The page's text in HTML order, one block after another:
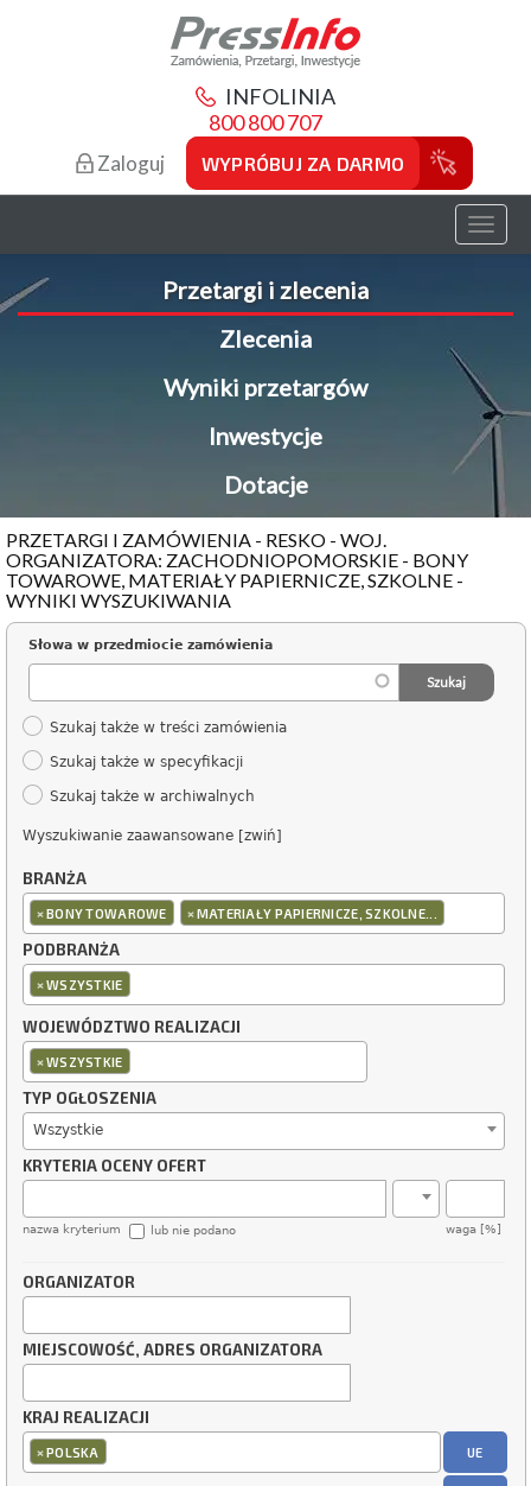
INFOLINIA
800 800 707
Zaloguj WYPRÓBUJ ZA DARMO
Toggle
Przetargi i zlecenia
Zlecenia
Wyniki przetargów
Inwestycje
Dotacje
PRZETARGI I ZAMÓWIENIA - RESKO - WOJ.
ORGANIZATORA: ZACHODNIOPOMORSKIE - BONY
TOWAROWE, MATERIAŁY PAPIERNICZE, SZKOLNE -
WYNIKI WYSZUKIWANIA
Słowa w przedmiocie zamówienia
Szukaj także w treści zamówienia
Szukaj także w specyfikacji
Szukaj także w archiwalnych
Wyszukiwanie zaawansowane [zwiń]
BRANŻA
×BONY TOWAROWE ×MATERIAŁY PAPIERNICZE, SZKOLNE...
PODBRANŻA
×WSZYSTKIE
WOJEWÓDZTWO REALIZACJI
×WSZYSTKIE
TYP OGŁOSZENIA
Wszystkie
KRYTERIA OCENY OFERT
nazwa kryterium waga [%]
lub nie podano
ORGANIZATOR
MIEJSCOWOŚĆ, ADRES ORGANIZATORA
KRAJ REALIZACJI
×POLSKA UE